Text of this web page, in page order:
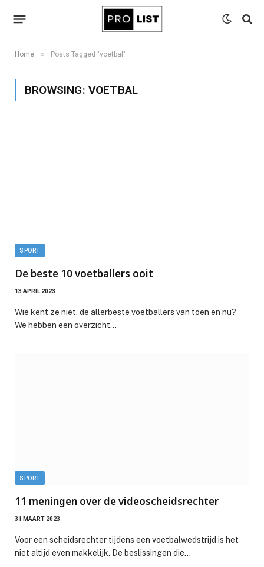
Home » Posts Tagged "voetbal"
BROWSING: VOETBAL
SPORT
De beste 10 voetballers ooit
13 APRIL 2023
Wie kent ze niet, de allerbeste voetballers van toen en nu?
We hebben een overzicht…
SPORT
11 meningen over de videoscheidsrechter
31 MAART 2023
Voor een scheidsrechter tijdens een voetbalwedstrijd is het
niet altijd even makkelijk. De beslissingen die…